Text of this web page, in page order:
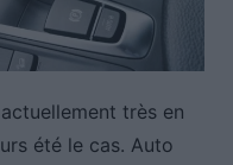
très en
été le cas. Auto